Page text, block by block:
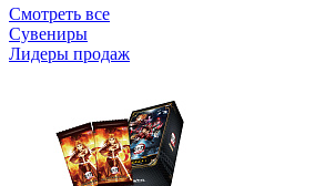
Смотреть все
Сувениры
Лидеры продаж